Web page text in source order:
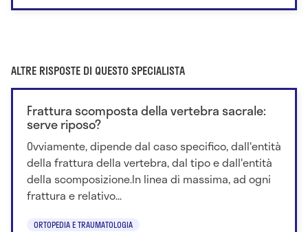
ALTRE RISPOSTE DI QUESTO SPECIALISTA
Frattura scomposta della vertebra sacrale:
serve riposo?
Ovviamente, dipende dal caso specifico, dall'entità
della frattura della vertebra, dal tipo e dall'entità
della scomposizione.In linea di massima, ad ogni
frattura e relativo...
ORTOPEDIA E TRAUMATOLOGIA